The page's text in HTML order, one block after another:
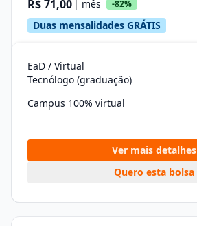
R$ 71,00 | mês -82%
Duas mensalidades GRÁTIS
EaD / Virtual
Tecnólogo (graduação)
Campus 100% virtual
Ver mais detalhes
Quero esta bolsa